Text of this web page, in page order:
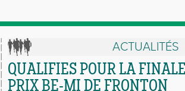
ACTUALITÉS
QUALIFIES POUR LA
PRIX BE-MI DE FRONTON